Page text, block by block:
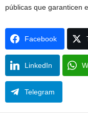
públicas que garanticen
Facebook
LinkedIn
Telegram